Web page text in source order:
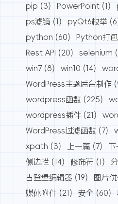
pip (3) PowerPoint (1)
ps滤镜 (1) pyQt6枚举
python (60) Python打
Rest API
(20) selenium
win7 (8) win10 (14)
WordPress主题后台制作
wordpress函数 (225)
wordpress插件 (21)
WordPress过滤函数 (7)
xpath (3) 上一篇 (7) 下
侧边栏 (14) 修饰符 (1)
古登堡编辑器 (19) 图片
媒体附件 (21) 安全 (60)